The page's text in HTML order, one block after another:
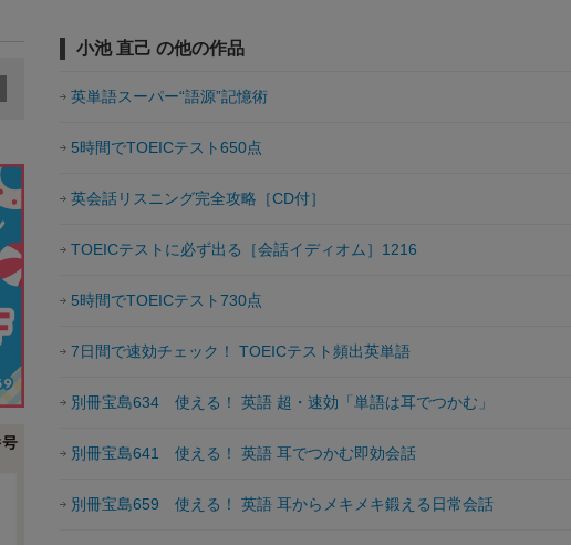
小池 直己 の他の作品
英単語スーパー“語源”記憶術
5時間でTOEICテスト650点
英会話リスニング完全攻略［CD付］
TOEICテストに必ず出る［会話イディオム］1216
5時間でTOEICテスト730点
7日間で速効チェック！ TOEICテスト頻出英単語
別冊宝島634 使える！ 英語 超・速効「単語は耳でつかむ」
別冊宝島641 使える！ 英語 耳でつかむ即効会話
別冊宝島659 使える！ 英語 耳からメキメキ鍛える日常会話